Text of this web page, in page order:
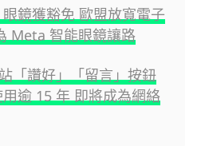
鏡獲豁免 歐盟放寬電子
Meta 智能眼鏡讓路
「讚好」「留言」按鈕
逾 15 年 即將成為網絡